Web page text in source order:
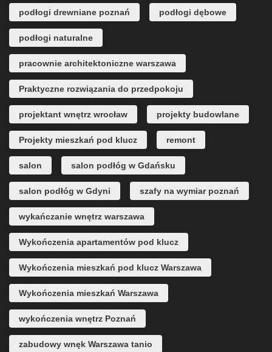
podłogi drewniane poznań podłogi dębowe
podłogi naturalne
pracownie architektoniczne warszawa
Praktyczne rozwiązania do przedpokoju
projektant wnętrz wrocław projekty budowlane
Projekty mieszkań pod klucz remont
salon salon podłóg w Gdańsku
salon podłóg w Gdyni szafy na wymiar poznań
wykańczanie wnętrz warszawa
Wykończenia apartamentów pod klucz
Wykończenia mieszkań pod klucz Warszawa
Wykończenia mieszkań Warszawa
wykończenia wnętrz Poznań
zabudowy wnęk Warszawa tanio